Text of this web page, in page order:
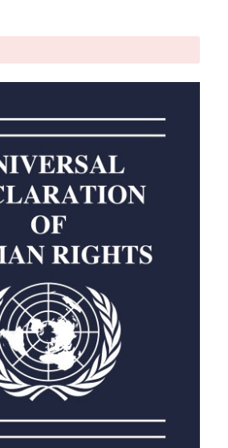
kurumların taleplerini
makamı olmaktan çıkıp,
son kale olmak
Toprağına Göz Dikti:
Kamulaştırma Rezareti!”
m² Alana 47 Bin TL! 31
Gerçekte
Yükselen Adalet